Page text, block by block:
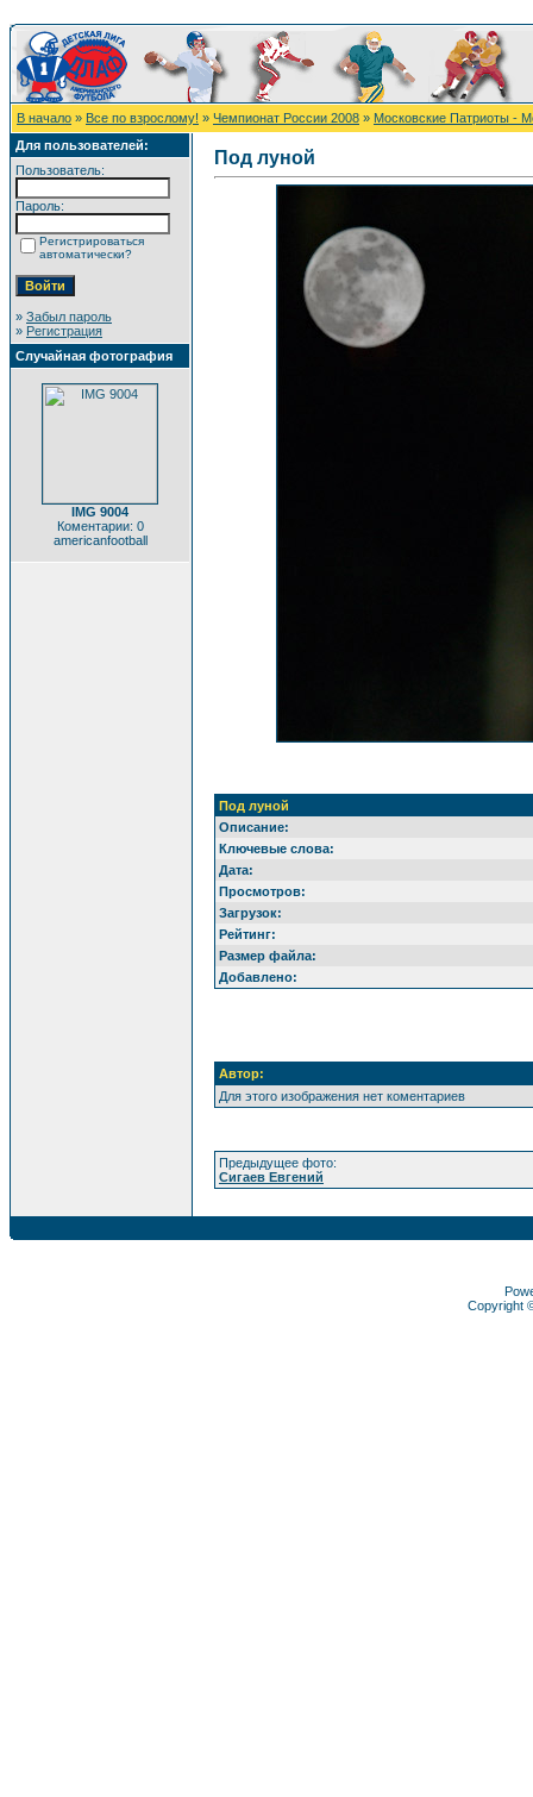
В начало » Все по взрослому! » Чемпионат России 2008 » Московские Патриоты -
Для пользователей:
Пользователь:
Пароль:
Регистрироваться
автоматически?
» Забыл пароль
» Регистрация
Случайная фотография
IMG 9004
Коментарии: 0
americanfootball
Под луной
Под луной
Описание:
Ключевые слова:
Дата:
Просмотров:
Загрузок:
Рейтинг:
Размер файла:
Добавлено:
Автор:
Для этого изображения нет коментариев
Предыдущее фото:
Сигаев Евгений
Copyright